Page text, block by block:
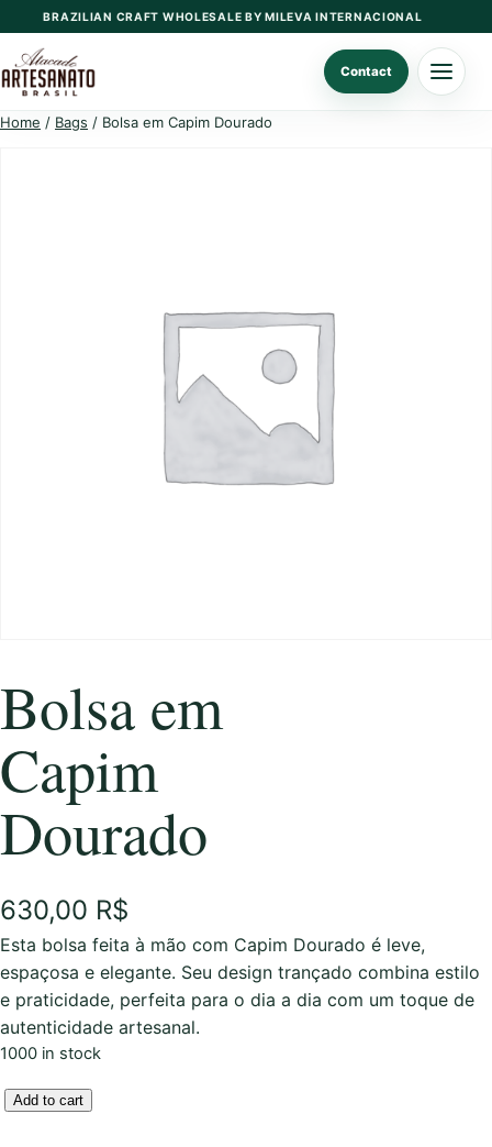
to
content
BRAZILIAN CRAFT WHOLESALE BY MILEVA INTERNACIONAL
Contact
Home / Bags / Bolsa em Capim Dourado
Bolsa em
Capim
Dourado
630,00 R$
Esta bolsa feita à mão com Capim Dourado é leve,
espaçosa e elegante. Seu design trançado combina estilo
e praticidade, perfeita para o dia a dia com um toque de
autenticidade artesanal.
1000 in stock
Add to cart